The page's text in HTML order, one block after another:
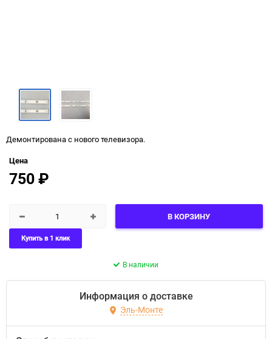
Демонтирована с нового телевизора.
Цена
750₽
В КОРЗИНУ
Купить в 1 клик
В наличии
Информация о доставке
Эль-Монте